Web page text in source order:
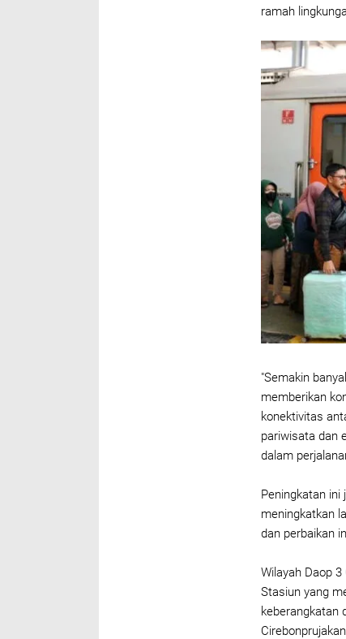
ramah
"Semakin
memberikan
konektivitas
pariwisata dan
dalam
Peningkatan ini
meningkatkan
dan perbaikan
Wilayah Daop
Stasiun yang
keberangkatan